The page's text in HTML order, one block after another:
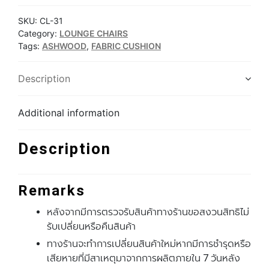
SKU: CL-31
Category: LOUNGE CHAIRS
Tags: ASHWOOD, FABRIC CUSHION
Description
Additional information
Description
Remarks
หลังจากมีการตรวจรับสินค้าทางร้านขอสงวนสิทธิไม่
รับเปลี่ยนหรือคืนสินค้า
ทางร้านจะทําการเปลี่ยนสินค้าใหม่หากมีการชํารุดหรือ
เสียหายที่มีสาเหตุมาจากการผลิตภายใน 7 วันหลัง